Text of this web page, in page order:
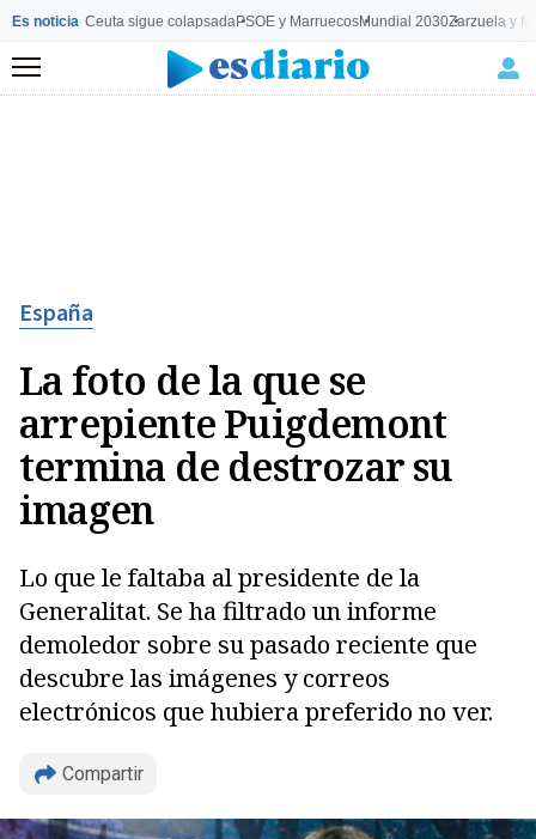
Es noticia Ceuta sigue colapsadaPSOE y MarruecosMundial 2030Zarzuela y
Menú
España
La foto de la que se
arrepiente Puigdemont
termina de destrozar su
imagen
Lo que le faltaba al presidente de la
Generalitat. Se ha filtrado un informe
demoledor sobre su pasado reciente que
descubre las imágenes y correos
electrónicos que hubiera preferido no ver.
Compartir
Copiar